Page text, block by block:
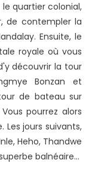
quartier colonial,
de contempler la
Ensuite, le
royale où vous
découvrir la tour
Bonzan et
de bateau sur
pourrez alors
Les jours suivants,
Heho, Thandwe
balnéaire...